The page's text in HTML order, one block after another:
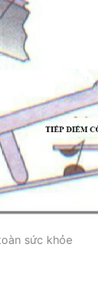
sức khỏe